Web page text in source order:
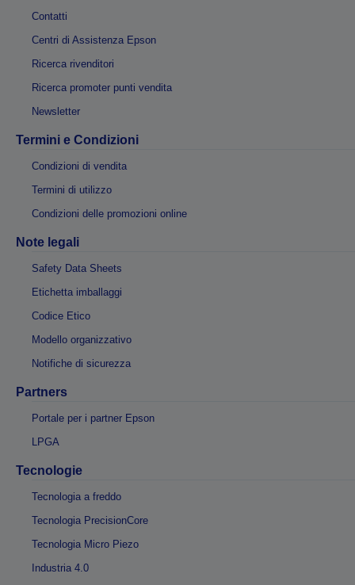
Contatti
Centri di Assistenza Epson
Ricerca rivenditori
Ricerca promoter punti vendita
Newsletter
Termini e Condizioni
Condizioni di vendita
Termini di utilizzo
Condizioni delle promozioni online
Note legali
Safety Data Sheets
Etichetta imballaggi
Codice Etico
Modello organizzativo
Notifiche di sicurezza
Partners
Portale per i partner Epson
LPGA
Tecnologie
Tecnologia a freddo
Tecnologia PrecisionCore
Tecnologia Micro Piezo
Industria 4.0